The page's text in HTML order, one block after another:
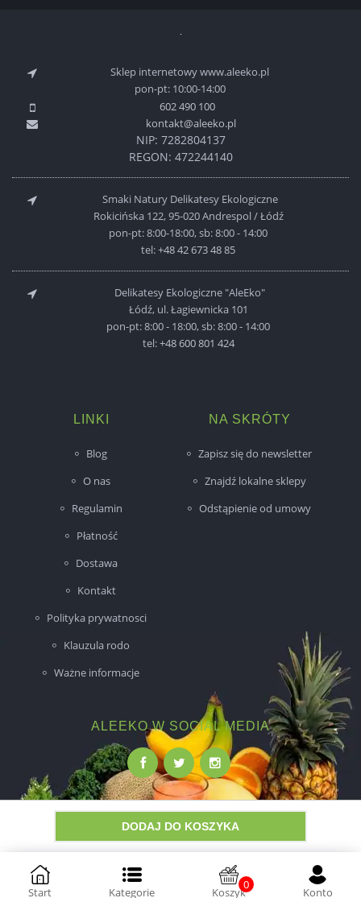
DODAJ DO KOSZYKA
Sklep internetowy www.aleeko.pl
pon-pt: 10:00-14:00
602 490 100
kontakt@aleeko.pl
NIP: 7282804137
REGON: 472244140
Smaki Natury Delikatesy Ekologiczne
Rokicińska 122, 95-020 Andrespol / Łódź
pon-pt: 8:00-18:00, sb: 8:00 - 14:00
tel:+48 42 673 48 85
Delikatesy Ekologiczne "AleEko"
Łódź, ul. Łagiewnicka 101
pon-pt: 8:00 - 18:00, sb: 8:00 - 14:00
tel:+48 600 801 424
LINKI
Blog
O nas
Regulamin
Płatność
Dostawa
Kontakt
Polityka prywatnosci
Klauzula rodo
Ważne informacje
NA SKRÓTY
Zapisz się do newsletter
Znajdź lokalne sklepy
Odstąpienie od umowy
ALEEKO W SOCIAL MEDIA
Wykonanie:
NovaPoint
Start
Kategorie Koszyk
0
Konto